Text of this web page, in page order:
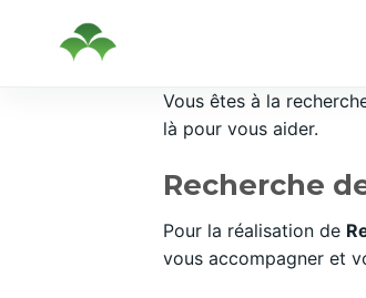
Vous êtes à la
là pour vous aider.
Recherche
Pour la réalisation de
vous accompagner et